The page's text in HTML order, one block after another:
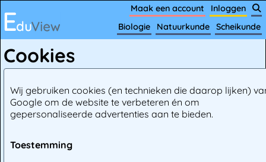
Maak een account
Inloggen
Biologie
Natuurkunde Scheikunde
Cookies
Wij gebruiken cookies (en technieken die daarop lijken)
Google om de website te verbeteren én om
gepersonaliseerde advertenties aan te bieden.
Toestemming